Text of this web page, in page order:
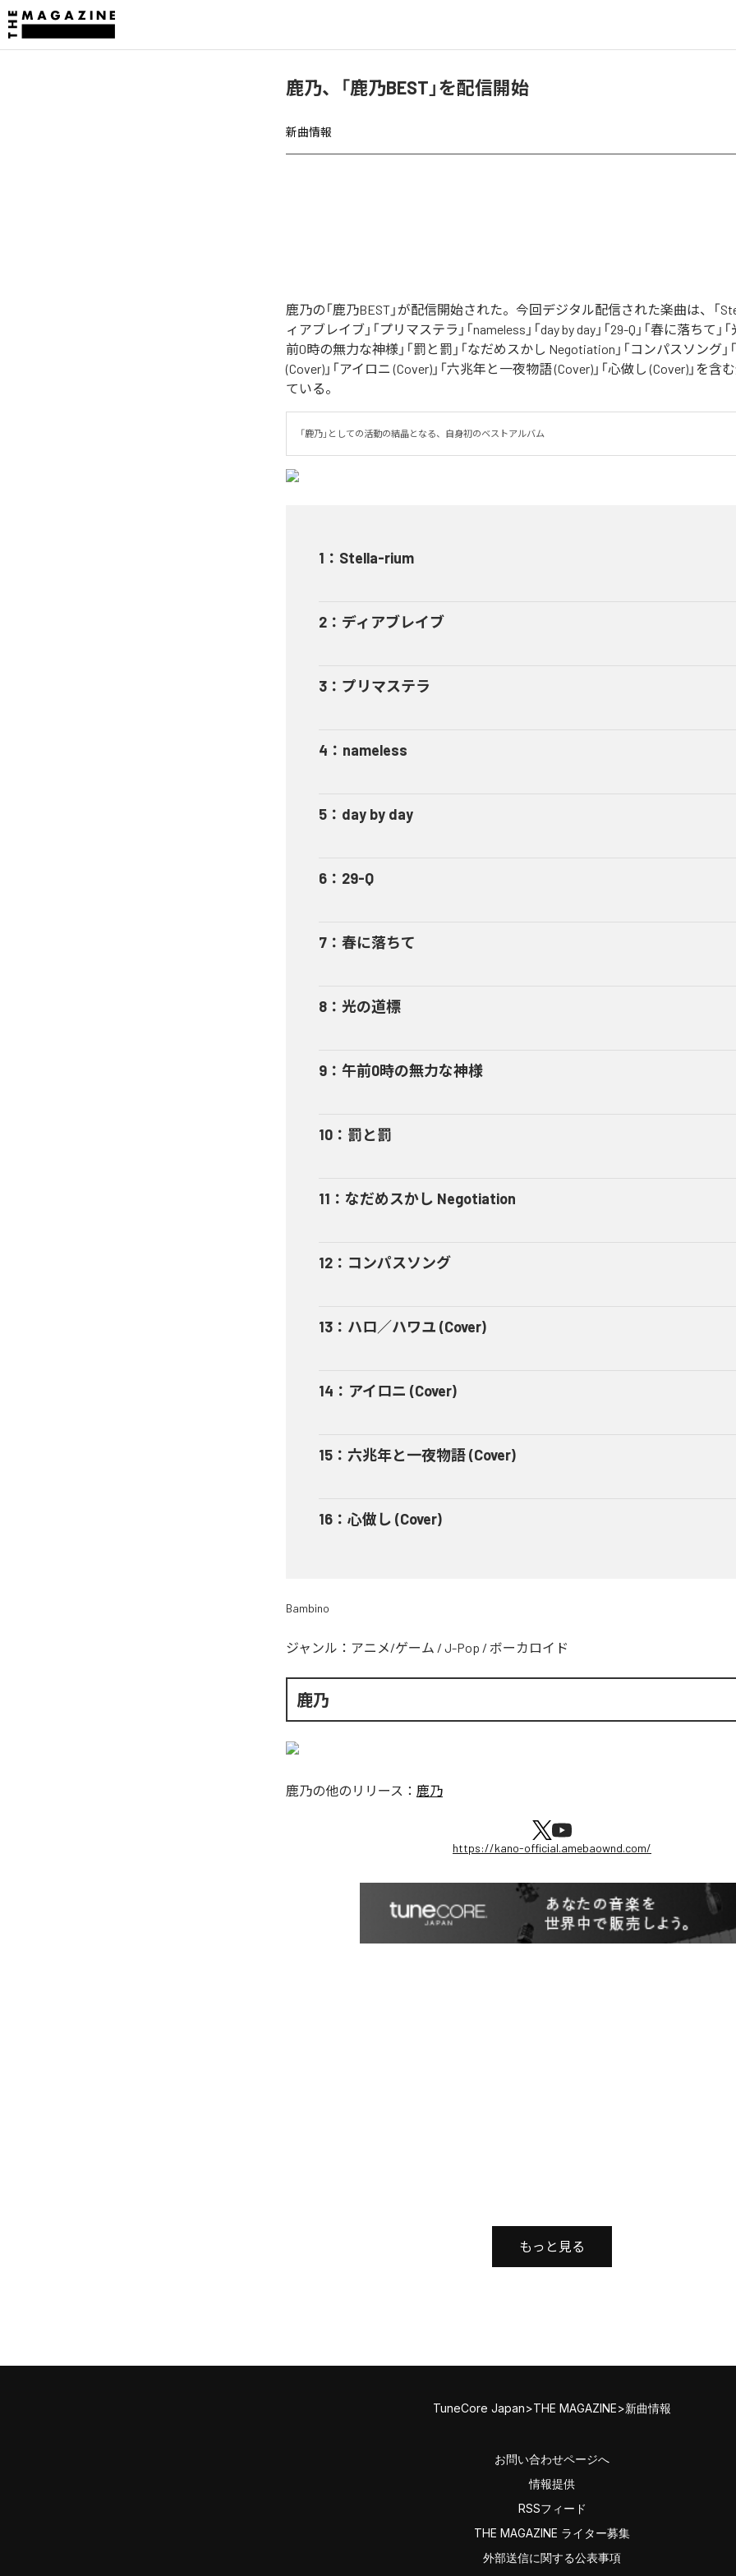
鹿乃、「鹿乃BEST」を配信開始
新曲情報
鹿乃の「鹿乃BEST」が配信開始された。今回デジタル配信された楽曲は、「
ィアブレイブ」「プリマステラ」「nameless」「day by day」「29-Q」「春に落ちて」
前0時の無力な神様」「罰と罰」「なだめスかし Negotiation」「コンパスソング」
(Cover)」「アイロニ (Cover)」「六兆年と一夜物語 (Cover)」「心做し (Cover)」を含
ている。
「鹿乃」としての活動の結晶となる、自身初のベストアルバム
1 ： Stella-rium
2 ： ディアブレイブ
3 ： プリマステラ
4 ： nameless
5 ： day by day
6 ： 29-Q
7 ： 春に落ちて
8 ： 光の道標
9 ： 午前0時の無力な神様
10 ： 罰と罰
11 ： なだめスかし Negotiation
12 ： コンパスソング
13 ： ハロ／ハワユ (Cover)
14 ： アイロニ (Cover)
15 ： 六兆年と一夜物語 (Cover)
16 ： 心做し (Cover)
Bambino
ジャンル： アニメ/ゲーム / J-Pop / ボーカロイド
鹿乃
鹿乃の他のリリース： 鹿乃
https://kano-official.amebaownd.com/
もっと見る
TuneCore Japan>THE MAGAZINE>新曲情報
お問い合わせページへ
情報提供
RSSフィード
THE MAGAZINE ライター募集
外部送信に関する公表事項